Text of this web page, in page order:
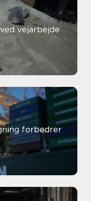
vejarbejde
forbedrer